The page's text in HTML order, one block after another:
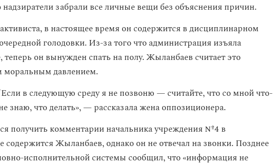
забрали все личные вещи без объяснения причин.
в настоящее время он содержится в дисциплинарном
голодовки. Из-за того что администрация изъяла
теперь он вынужден спать на полу. Жыланбаев считает это
давлением.
в следующую среду я не позвоню — считайте, что со мной что-
знаю, что делать», — рассказала жена оппозиционера.
получить комментарии начальника учреждения №4 в
содержится Жыланбаев, однако он не отвечал на звонки. Позднее
исполнительной системы сообщил, что «информация не